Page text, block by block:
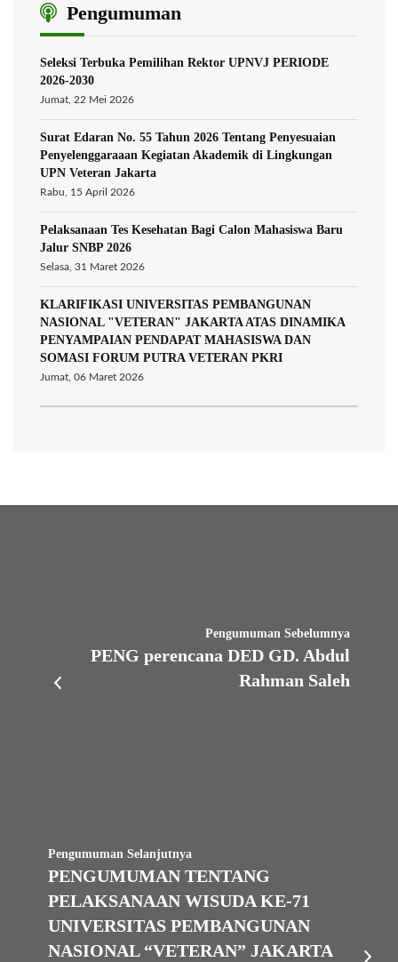
Pengumuman
Seleksi Terbuka Pemilihan Rektor UPNVJ PERIODE
2026-2030
Jumat, 22 Mei 2026
Surat Edaran No. 55 Tahun 2026 Tentang Penyesuaian
Penyelenggaraaan Kegiatan Akademik di Lingkungan
UPN Veteran Jakarta
Rabu, 15 April 2026
Pelaksanaan Tes Kesehatan Bagi Calon Mahasiswa Baru
Jalur SNBP 2026
Selasa, 31 Maret 2026
KLARIFIKASI UNIVERSITAS PEMBANGUNAN
NASIONAL "VETERAN" JAKARTA ATAS DINAMIKA
PENYAMPAIAN PENDAPAT MAHASISWA DAN
SOMASI FORUM PUTRA VETERAN PKRI
Jumat, 06 Maret 2026
Pengumuman Sebelumnya
PENG perencana DED GD. Abdul
Rahman Saleh
Pengumuman Selanjutnya
PENGUMUMAN TENTANG
PELAKSANAAN WISUDA KE-71
UNIVERSITAS PEMBANGUNAN
NASIONAL “VETERAN” JAKARTA